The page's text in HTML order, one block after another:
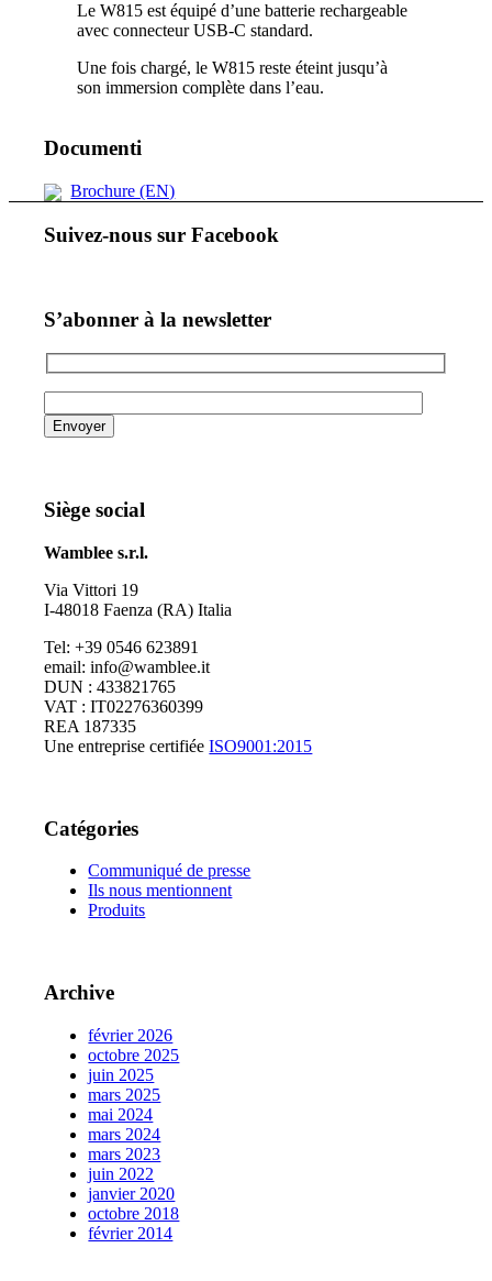
Le W815 est équipé d’une batterie rechargeable
avec connecteur USB-C standard.
Une fois chargé, le W815 reste éteint jusqu’à
son immersion complète dans l’eau.
Documenti
Brochure (EN)
Suivez-nous sur Facebook
S’abonner à la newsletter
Siège social
Wamblee s.r.l.
Via Vittori 19
I-48018 Faenza (RA) Italia
Tel: +39 0546 623891
email: info@wamblee.it
DUN : 433821765
VAT : IT02276360399
REA 187335
Une entreprise certifiéeISO9001:2015
Catégories
Communiqué de presse
Ils nous mentionnent
Produits
Archive
février 2026
octobre 2025
juin 2025
mars 2025
mai 2024
mars 2024
mars 2023
juin 2022
janvier 2020
octobre 2018
février 2014